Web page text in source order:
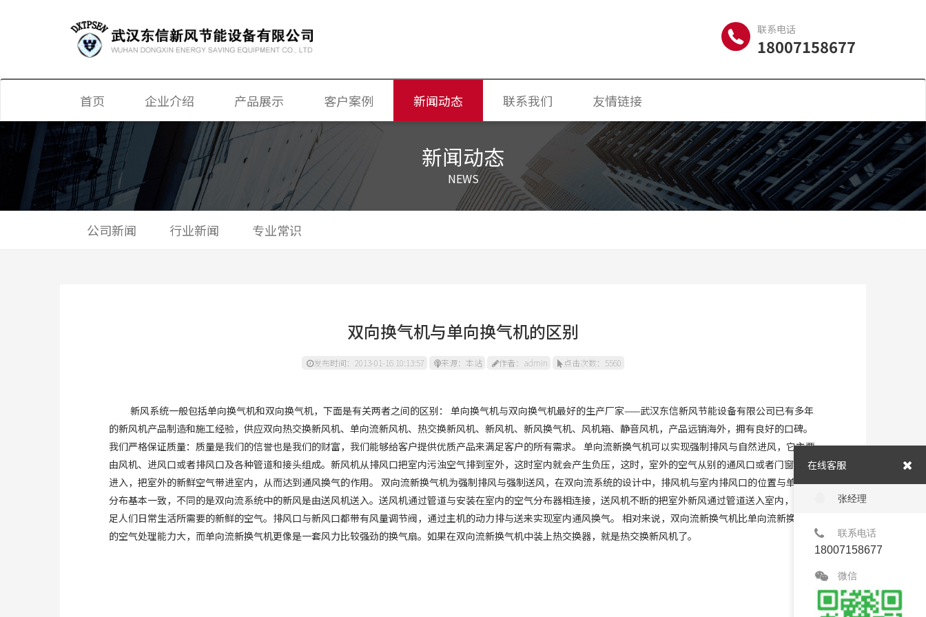
联系电话
18007158677
首页 企业介绍 产品展示
显热、全热新风换气机
单双向换气机
静音送风机
客户案例 新闻动态
行业新闻
专业常识
联系我们 友情链接
新闻动态
NEWS
公司新闻 行业新闻 专业常识
双向换气机与单向换气机的区别
发布时间：2013-01-16 10:13:57 来源：本站 作者：admin 点击次数：5560
新风系统一般包括单向换气机和双向换气机，下面是有关两者之间的区别： 单向换气机与双向换气机最好的生产厂家——武汉东信新风节能设备有限公司已有多年
的新风机产品制造和施工经验，供应双向热交换新风机、单向流新风机、热交换新风机、新风机、新风换气机、风机箱、静音风机，产品远销海外，拥有良好的口碑。
我们严格保证质量：质量是我们的信誉也是我们的财富，我们能够给客户提供优质产品来满足客户的所有需求。 单向流新换气机可以实现强制排风与自然进风，它主要
由风机、进风口或者排风口及各种管道和接头组成。新风机从排风口把室内污浊空气排到室外，这时室内就会产生负压，这时，室外的空气从别的通风口或者门窗缝隙
进入，把室外的新鲜空气带进室内，从而达到通风换气的作用。 双向流新换气机为强制排风与强制送风，在双向流系统的设计中，排风机与室内排风口的位置与单向流
分布基本一致，不同的是双向流系统中的新风是由送风机送入。送风机通过管道与安装在室内的空气分布器相连接，送风机不断的把室外新风通过管道送入室内，以满
足人们日常生活所需要的新鲜的空气。排风口与新风口都带有风量调节阀，通过主机的动力排与送来实现室内通风换气。 相对来说，双向流新换气机比单向流新换气机
的空气处理能力大，而单向流新换气机更像是一套风力比较强劲的换气扇。如果在双向流新换气机中装上热交换器，就是热交换新风机了。
在线客服
张经理
联系电话
18007158677
微信